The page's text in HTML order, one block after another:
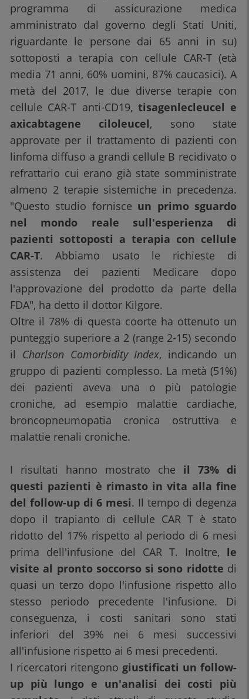
programma di assicurazione medica
amministrato dal governo degli Stati Uniti,
riguardante le persone dai 65 anni in su)
sottoposti a terapia con cellule CAR-T (età
media 71 anni, 60% uomini, 87% caucasici). A
metà del 2017, le due diverse terapie con
cellule CAR-T anti-CD19, tisagenlecleucel e
axicabtagene ciloleucel, sono state
approvate per il trattamento di pazienti con
linfoma diffuso a grandi cellule B recidivato o
refrattario cui erano già state somministrate
almeno 2 terapie sistemiche in precedenza.
"Questo studio fornisce un primo sguardo
nel mondo reale sull'esperienza di
pazienti sottoposti a terapia con cellule
CAR-T. Abbiamo usato le richieste di
assistenza dei pazienti Medicare dopo
l'approvazione del prodotto da parte della
FDA", ha detto il dottor Kilgore.
Oltre il 78% di questa coorte ha ottenuto un
punteggio superiore a 2 (range 2-15) secondo
il Charlson Comorbidity Index, indicando un
gruppo di pazienti complesso. La metà (51%)
dei pazienti aveva una o più patologie
croniche, ad esempio malattie cardiache,
broncopneumopatia cronica ostruttiva e
malattie renali croniche.
I risultati hanno mostrato che il 73% di
questi pazienti è rimasto in vita alla fine
del follow-up di 6 mesi. Il tempo di degenza
dopo il trapianto di cellule CAR T è stato
ridotto del 17% rispetto al periodo di 6 mesi
prima dell'infusione del CAR T. Inoltre, le
visite al pronto soccorso si sono ridotte di
quasi un terzo dopo l'infusione rispetto allo
stesso periodo precedente l'infusione. Di
conseguenza, i costi sanitari sono stati
inferiori del 39% nei 6 mesi successivi
all'infusione rispetto ai 6 mesi precedenti.
I ricercatori ritengono giustificati un follow-
up più lungo e un'analisi dei costi più